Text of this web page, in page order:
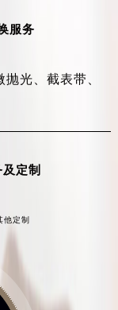
服务
抛光、 截表带、
定制
他定制